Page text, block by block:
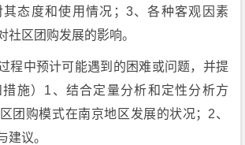
态度和使用情况；3、各种客观因素
社区团购发展的影响。
程中预计可能遇到的困难或问题，并提
施）1、结合定量分析和定性分析方
团购模式在南京地区发展的状况；2、
建议。